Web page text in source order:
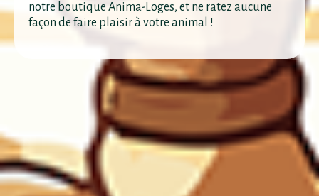
notre boutique Anima-Loges, et ne ratez aucune
façon de faire plaisir à votre animal !